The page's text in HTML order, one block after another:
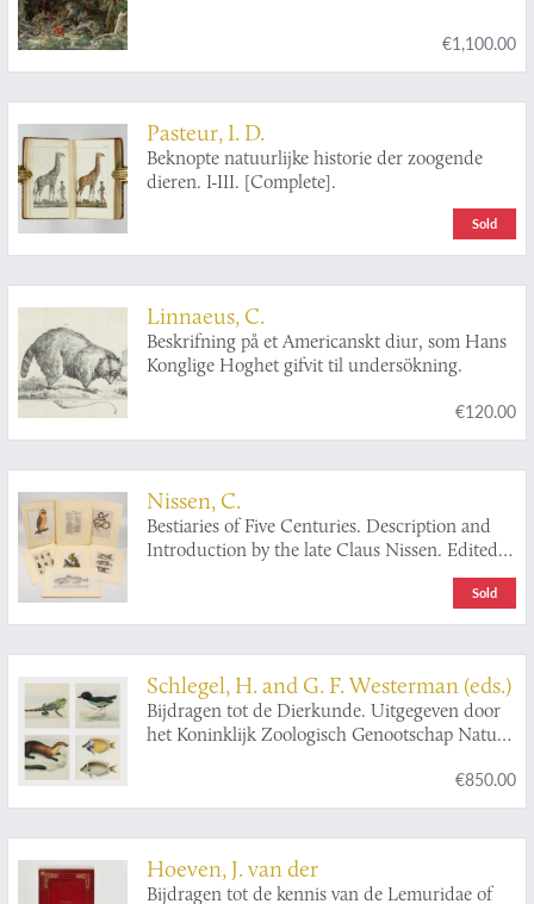
€1,100.00
Pasteur, I. D.
Beknopte natuurlijke historie der zoogende
dieren. I-III. [Complete].
Sold
Linnaeus, C.
Beskrifning på et Americanskt diur, som Hans
Konglige Hoghet gifvit til undersökning.
€120.00
Nissen, C.
Bestiaries of Five Centuries. Description and
Introduction by the late Claus Nissen. Edited
and Revised by Sandra Raphael. With an
Sold
Schlegel, H. and G. F. Westerman (eds.)
Bijdragen tot de Dierkunde. Uitgegeven door
het Koninklijk Zoologisch Genootschap Natura
€850.00
Hoeven, J. van der
Bijdragen tot de kennis van de Lemuridae of